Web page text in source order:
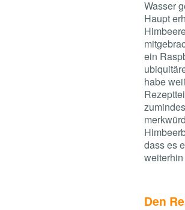
Wasser
Haupt
ein
habe
dass es
Den